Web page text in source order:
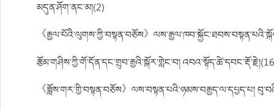
མདུན་ཤོག་ནང་མ།(2)
《རྒྱལ་པོའི་ལུགས་ཀྱི་བསྟན་བཅོས》
རྩོམ་གཤིས་ཀྱི་གོ་དོན་དང་གྲུབ་རྒྱའི་སྐོར་གླེང་བ།
《ཟློས་གར་གྱི་བསྟན་བཅོས》ལས་བསྟན་པའི་ཉམས་བརྒྱད་ལ་དཔྱད་པ།